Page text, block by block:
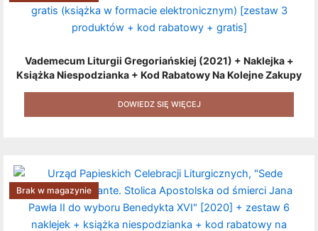
Vademecum Liturgii Gregoriańskiej (2021) + Naklejka +
Książka Niespodzianka + Kod Rabatowy Na Kolejne Zakupy
Produktów + Kod Rabatowy + Gratis]
DOWIEDZ SIĘ WIĘCEJ
Brak w magazynie